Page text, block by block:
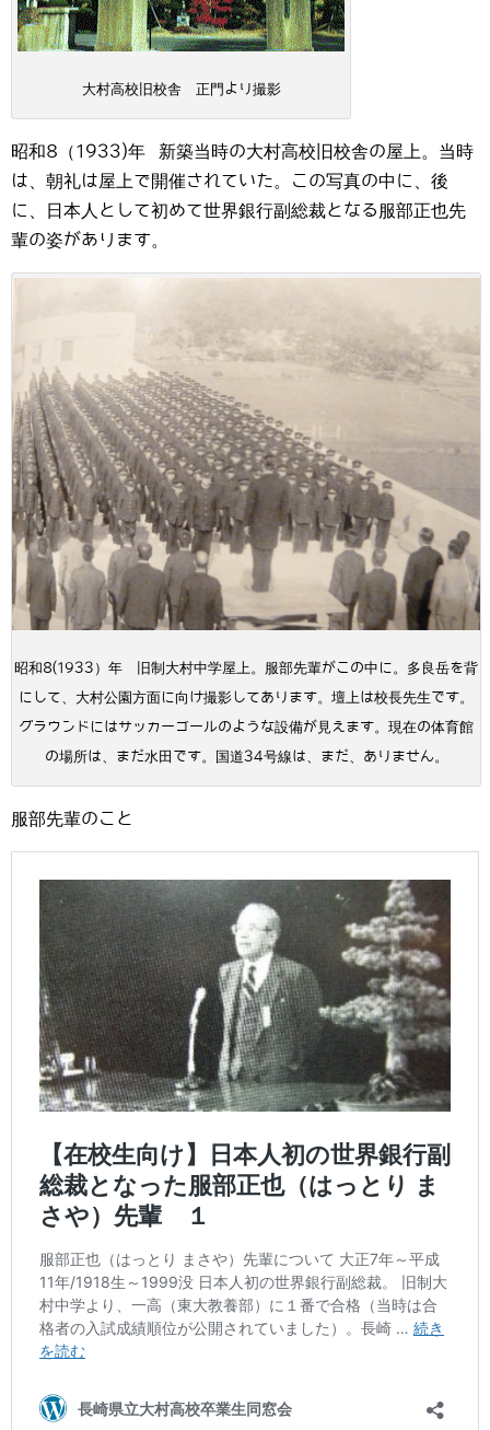
大村高校旧校舎 正門より撮影
昭和8（1933)年 新築当時の大村高校旧校舎の屋上。当時
は、朝礼は屋上で開催されていた。この写真の中に、後
に、日本人として初めて世界銀行副総裁となる服部正也先
輩の姿があります。
昭和8(1933）年 旧制大村中学屋上。服部先輩がこの中に。多良岳を背
にして、大村公園方面に向け撮影してあります。壇上は校長先生です。
グラウンドにはサッカーゴールのような設備が見えます。現在の体育館
の場所は、まだ水田です。国道34号線は、まだ、ありません。
服部先輩のこと